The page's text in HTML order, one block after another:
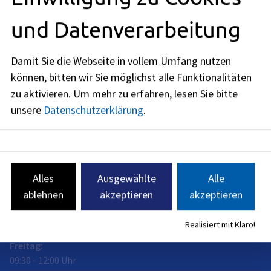
Schuhstraße 40
91052 Erlangen
Öffnungszeiten
jetzt geschlossen
Montag :
Mittwoch:
09:30-15:00Uhr
Donnerstag:
Freitag:
09:30 - 12:00 Uhr
und Datenverarbeitung
Damit Sie die Webseite in vollem Umfang nutzen
können, bitten wir Sie möglichst alle Funktionalitäten
zu aktivieren. Um mehr zu erfahren, lesen Sie bitte
unsere Datenschutzerklärung.
Alles
ablehnen
Ausgewählte
akzeptieren
Alle
akzeptieren
Realisiert mit Klaro!